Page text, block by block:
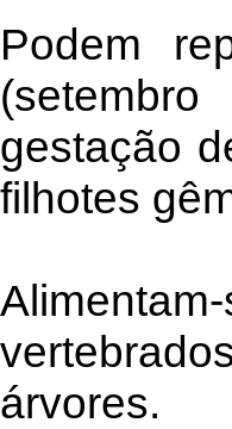
Podem
gestação
filhotes
árvores.